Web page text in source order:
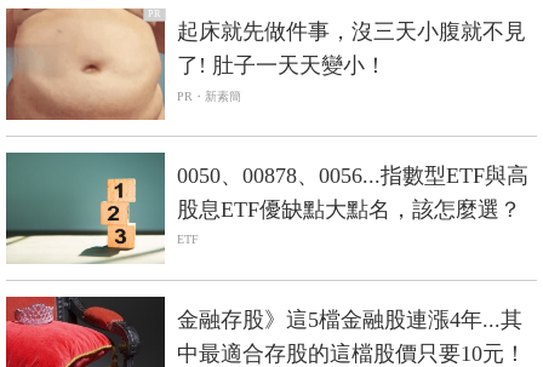
PR
起床就先做件事，沒三天小腹就不見
了! 肚子一天天變小！
PR・新素簡
0050、00878、0056...指數型ETF與高
股息ETF優缺點大點名，該怎麼選？
ETF
金融存股》這5檔金融股連漲4年...其
中最適合存股的這檔股價只要10元！